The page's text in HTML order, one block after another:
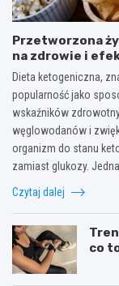
Przetworzona
na zdrowie i
Dieta ketogeniczna,
popularność jako
wskaźników
węglowodanów i
organizm do stanu
zamiast glukozy.
Czytaj dalej
co